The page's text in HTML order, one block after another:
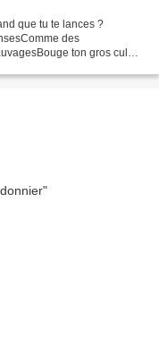
que tu te lances ?
des
ton gros cul